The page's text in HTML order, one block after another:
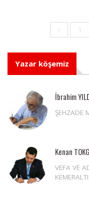
1
Yazar köşemiz
İbrahim
ŞEHZADE
Kenan
VEFA VE